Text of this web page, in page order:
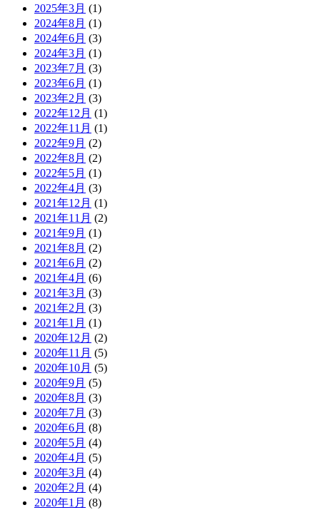
2025年3月 (1)
2024年8月 (1)
2024年6月 (3)
2024年3月 (1)
2023年7月 (3)
2023年6月 (1)
2023年2月 (3)
2022年12月 (1)
2022年11月 (1)
2022年9月 (2)
2022年8月 (2)
2022年5月 (1)
2022年4月 (3)
2021年12月 (1)
2021年11月 (2)
2021年9月 (1)
2021年8月 (2)
2021年6月 (2)
2021年4月 (6)
2021年3月 (3)
2021年2月 (3)
2021年1月 (1)
2020年12月 (2)
2020年11月 (5)
2020年10月 (5)
2020年9月 (5)
2020年8月 (3)
2020年7月 (3)
2020年6月 (8)
2020年5月 (4)
2020年4月 (5)
2020年3月 (4)
2020年2月 (4)
2020年1月 (8)